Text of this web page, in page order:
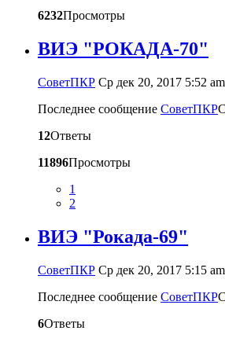
6232Просмотры
ВИЭ "РОКАДА-70"
CоветПКР Ср дек 20, 2017 5:52 am
Последнее сообщение CоветПКР
12Ответы
11896Просмотры
1
2
ВИЭ "Рокада-69"
CоветПКР Ср дек 20, 2017 5:15 am
Последнее сообщение CоветПКР
6Ответы